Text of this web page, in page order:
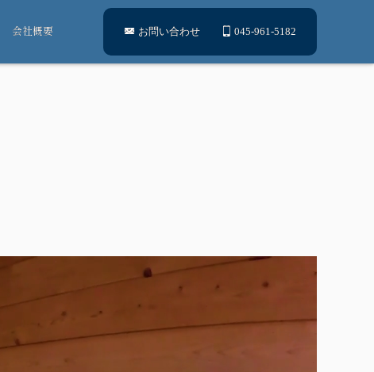
会社概要 お問い合わせ 045-961-5182